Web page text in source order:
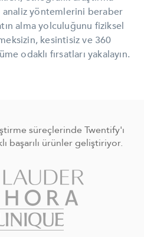
yöntemlerini beraber
alma yolculuğunu fiziksel
kesintisiz ve 360
odaklı fırsatları yakalayın.
süreçlerinde Twentify'ı
başarılı ürünler geliştiriyor.